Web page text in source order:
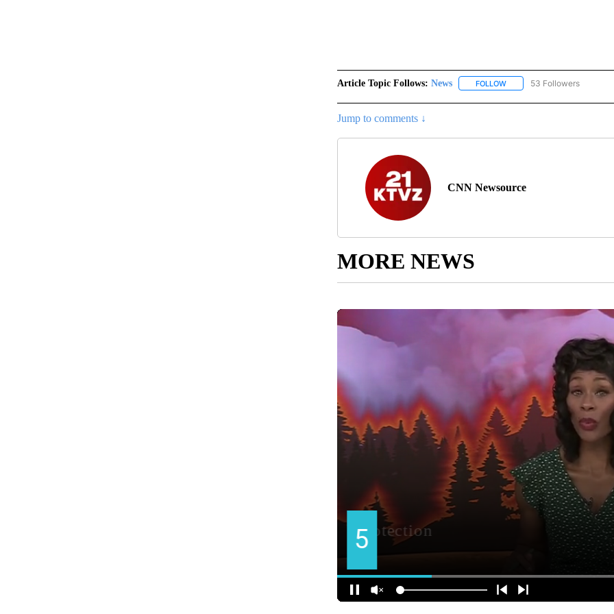
Article Topic Follows: News FOLLOWFOLLOW "NEWS" TO
53 Followers
Jump to comments ↓
CNN Newsource
MORE NEWS